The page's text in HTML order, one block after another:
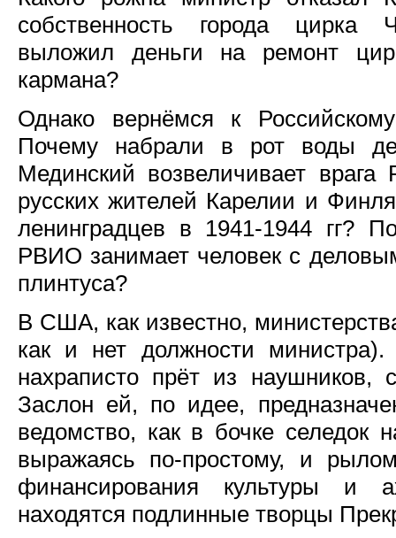
собственность города цирка
выложил деньги на ремонт
кармана?
Однако вернёмся к
Почему набрали в рот воды
Мединский возвеличивает
русских жителей Карелии и
ленинградцев в 1941-1944 гг?
РВИО занимает человек с
плинтуса?
В США, как известно,
как и нет должности
нахраписто прёт из наушников,
Заслон ей, по идее,
ведомство, как в бочке селедок
выражаясь по-простому, и
финансирования культуры и
находятся подлинные творцы